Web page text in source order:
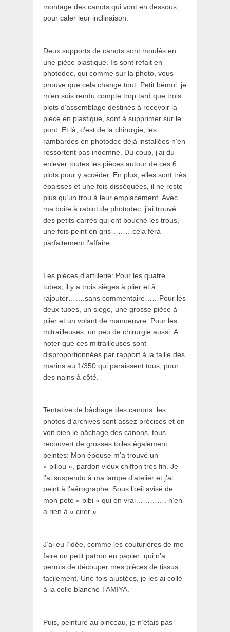
montage des canots qui vont en dessous,
pour caler leur inclinaison.
Deux supports de canots sont moulés en
une pièce plastique. Ils sont refait en
photodec, qui comme sur la photo, vous
prouve que cela change tout. Petit bémol: je
m’en suis rendu compte trop tard que trois
plots d’assemblage destinés à recevoir la
pièce en plastique, sont à supprimer sur le
pont. Et là, c’est de la chirurgie, les
rambardes en photodec déjà installées n’en
ressortent pas indemne. Du coup, j’ai du
enlever toutes les pièces autour de ces 6
plots pour y accéder. En plus, elles sont très
épaisses et une fois disséquées, il ne reste
plus qu’un trou à leur emplacement. Avec
ma boite à rabiot de photodec, j’ai trouvé
des petits carrés qui ont bouché les trous,
une fois peint en gris………cela fera
parfaitement l’affaire….
Les pièces d’artillerie: Pour les quatre
tubes, il y a trois sièges à plier et à
rajouter…….sans commentaire……Pour les
deux tubes, un siège, une grosse pièce à
plier et un volant de manoeuvre. Pour les
mitrailleuses, un peu de chirurgie aussi. A
noter que ces mitrailleuses sont
disproportionnées par rapport à la taille des
marins au 1/350 qui paraissent tous, pour
des nains à côté.
Tentative de bâchage des canons: les
photos d’archives sont assez précises et on
voit bien le bâchage des canons, tous
recouvert de grosses toiles également
peintes: Mon épouse m’a trouvé un
« pillou », pardon vieux chiffon très fin. Je
l’ai suspendu à ma lampe d’atelier et j’ai
peint à l’aérographe. Sous l’œil avisé de
mon pote « bibi » qui en vrai…………. n’en
a rien à « cirer ».
J’ai eu l’idée, comme les couturières de me
faire un petit patron en papier: qui n’a
permis de découper mes pièces de tissus
facilement. Une fois ajustées, je les ai collé
à la colle blanche TAMIYA.
Puis, peinture au pinceau, je n’étais pas